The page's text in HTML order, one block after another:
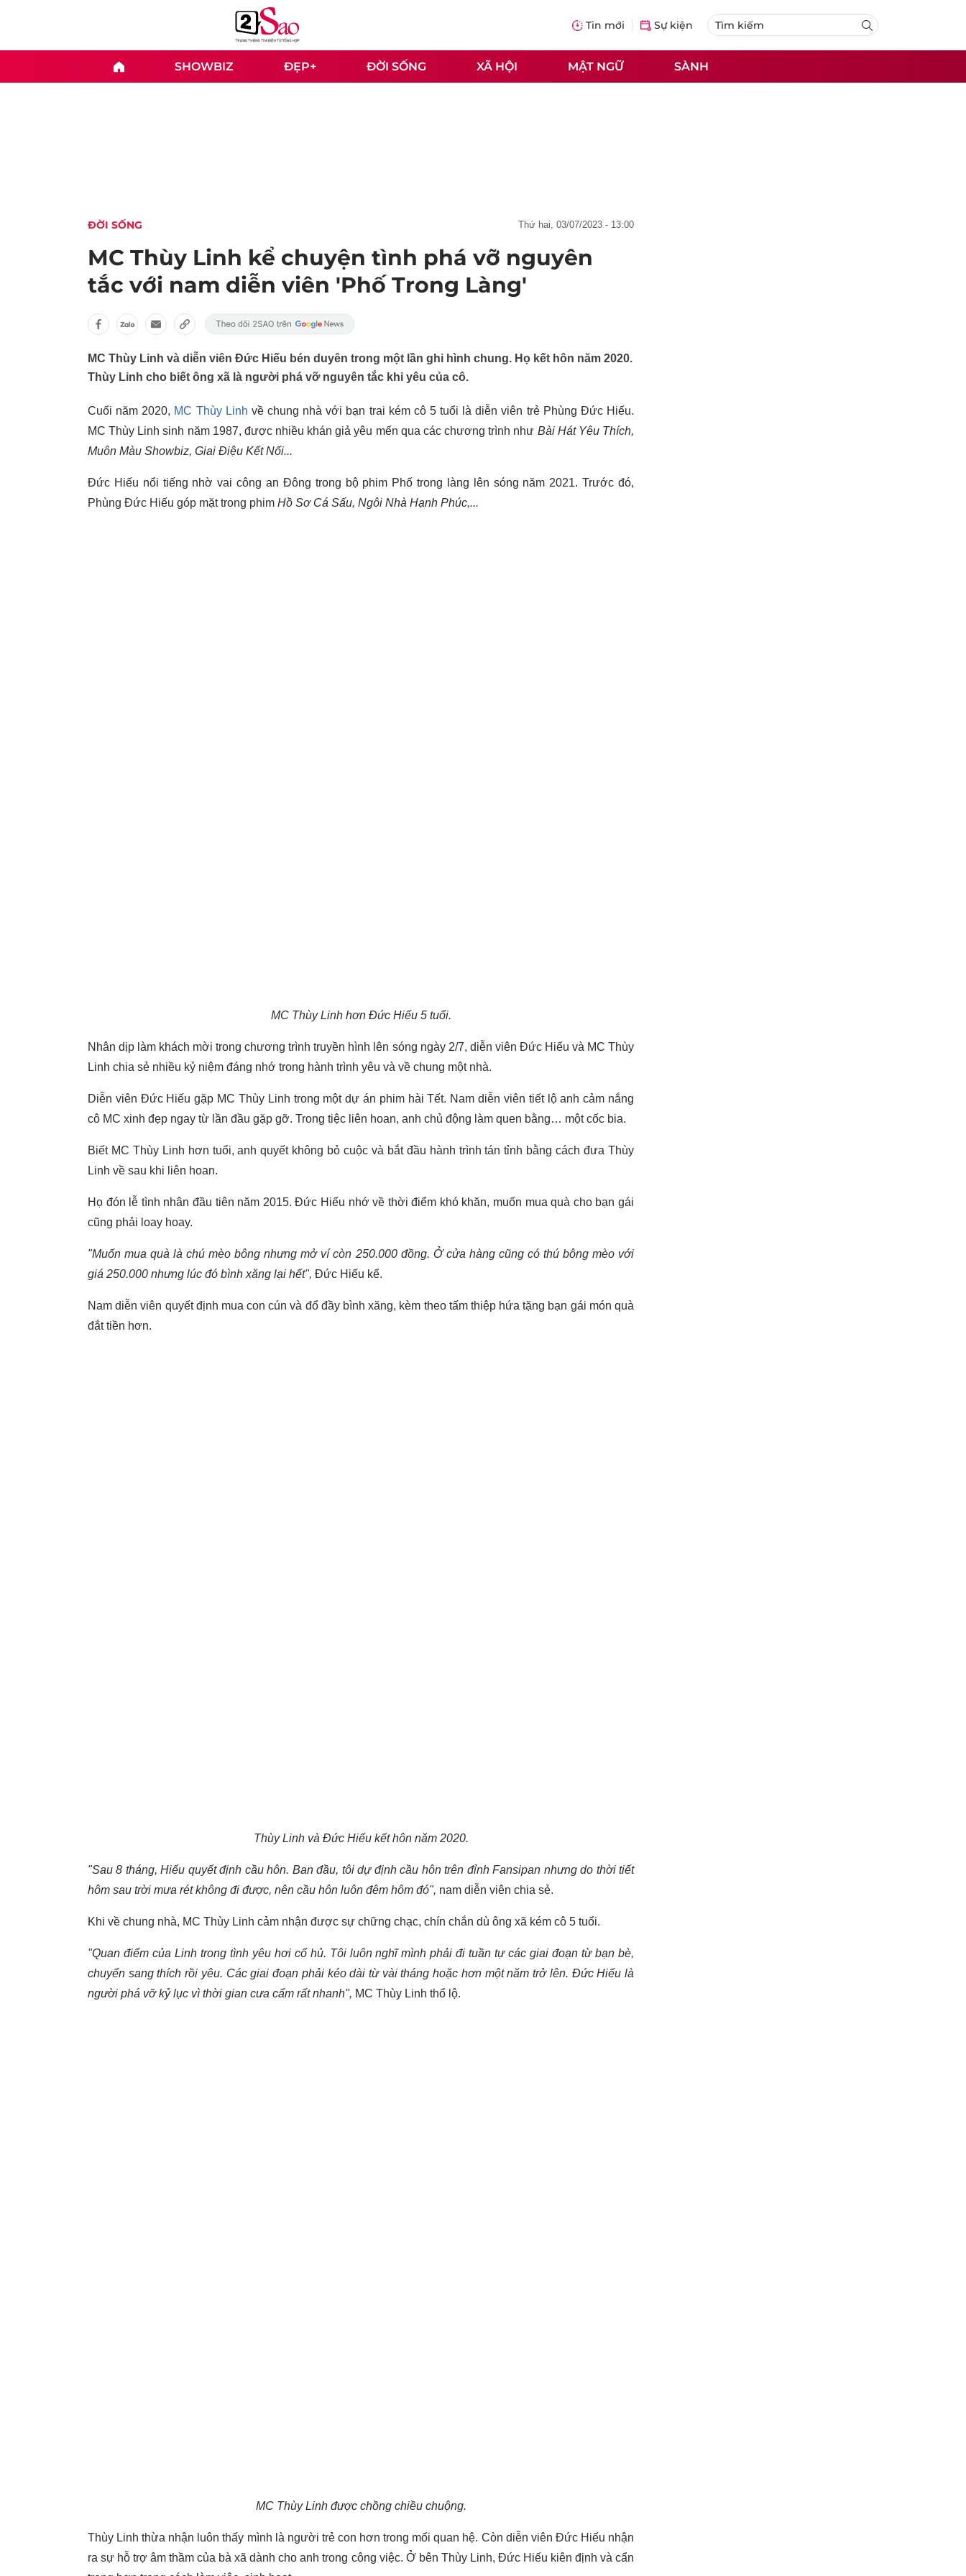
Tin mới Sự kiện
SHOWBIZ ĐẸP+ ĐỜI SỐNG XÃ HỘI MẬT NGỮ SÀNH
ĐỜI SỐNG thứ hai, 03/07/2023 - 13:00
MC Thùy Linh kể chuyện tình phá vỡ nguyên
tắc với nam diễn viên 'Phố Trong Làng'
MC Thùy Linh và diễn viên Đức Hiếu bén duyên trong một lần ghi hình chung. Họ kết hôn năm 2020.
Thùy Linh cho biết ông xã là người phá vỡ nguyên tắc khi yêu của cô.
Cuối năm 2020, MC Thùy Linh về chung nhà với bạn trai kém cô 5 tuổi là diễn viên trẻ Phùng Đức Hiếu.
MC Thùy Linh sinh năm 1987, được nhiều khán giả yêu mến qua các chương trình như Bài Hát Yêu Thích,
Muôn Màu Showbiz, Giai Điệu Kết Nối...
Đức Hiếu nổi tiếng nhờ vai công an Đông trong bộ phim Phố trong làng lên sóng năm 2021. Trước đó,
Phùng Đức Hiếu góp mặt trong phim Hồ Sơ Cá Sấu, Ngôi Nhà Hạnh Phúc,...
MC Thùy Linh hơn Đức Hiếu 5 tuổi.
Nhân dịp làm khách mời trong chương trình truyền hình lên sóng ngày 2/7, diễn viên Đức Hiếu và MC Thùy
Linh chia sẻ nhiều kỷ niệm đáng nhớ trong hành trình yêu và về chung một nhà.
Diễn viên Đức Hiếu gặp MC Thùy Linh trong một dự án phim hài Tết. Nam diễn viên tiết lộ anh cảm nắng
cô MC xinh đẹp ngay từ lần đầu gặp gỡ. Trong tiệc liên hoan, anh chủ động làm quen bằng… một cốc bia.
Biết MC Thùy Linh hơn tuổi, anh quyết không bỏ cuộc và bắt đầu hành trình tán tỉnh bằng cách đưa Thùy
Linh về sau khi liên hoan.
Họ đón lễ tình nhân đầu tiên năm 2015. Đức Hiếu nhớ về thời điểm khó khăn, muốn mua quà cho bạn gái
cũng phải loay hoay.
"Muốn mua quà là chú mèo bông nhưng mở ví còn 250.000 đồng. Ở cửa hàng cũng có thú bông mèo với
giá 250.000 nhưng lúc đó bình xăng lại hết", Đức Hiếu kể.
Nam diễn viên quyết định mua con cún và đổ đầy bình xăng, kèm theo tấm thiệp hứa tặng bạn gái món quà
đắt tiền hơn.
Thùy Linh và Đức Hiếu kết hôn năm 2020.
"Sau 8 tháng, Hiếu quyết định cầu hôn. Ban đầu, tôi dự định cầu hôn trên đỉnh Fansipan nhưng do thời tiết
hôm sau trời mưa rét không đi được, nên cầu hôn luôn đêm hôm đó", nam diễn viên chia sẻ.
Khi về chung nhà, MC Thùy Linh cảm nhận được sự chững chạc, chín chắn dù ông xã kém cô 5 tuổi.
"Quan điểm của Linh trong tình yêu hơi cổ hủ. Tôi luôn nghĩ mình phải đi tuần tự các giai đoạn từ bạn bè,
chuyển sang thích rồi yêu. Các giai đoạn phải kéo dài từ vài tháng hoặc hơn một năm trở lên. Đức Hiếu là
người phá vỡ kỷ lục vì thời gian cưa cẩm rất nhanh", MC Thùy Linh thổ lộ.
MC Thùy Linh được chồng chiều chuộng.
Thùy Linh thừa nhận luôn thấy mình là người trẻ con hơn trong mối quan hệ. Còn diễn viên Đức Hiếu nhận
ra sự hỗ trợ âm thầm của bà xã dành cho anh trong công việc. Ở bên Thùy Linh, Đức Hiếu kiên định và cẩn